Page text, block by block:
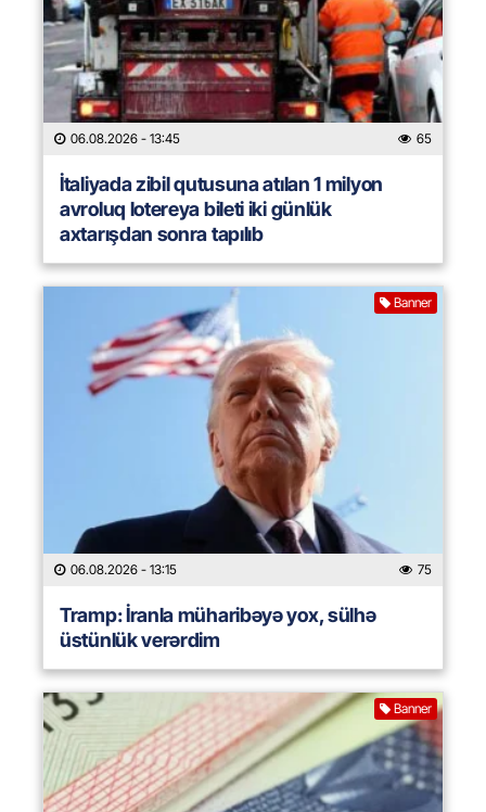
06.08.2026 - 13:45 65
İtaliyada zibil qutusuna atılan 1 milyon
avroluq lotereya bileti iki günlük
axtarışdan sonra tapılıb
Banner
06.08.2026 - 13:15 75
Tramp: İranla müharibəyə yox, sülhə
üstünlük verərdim
Banner